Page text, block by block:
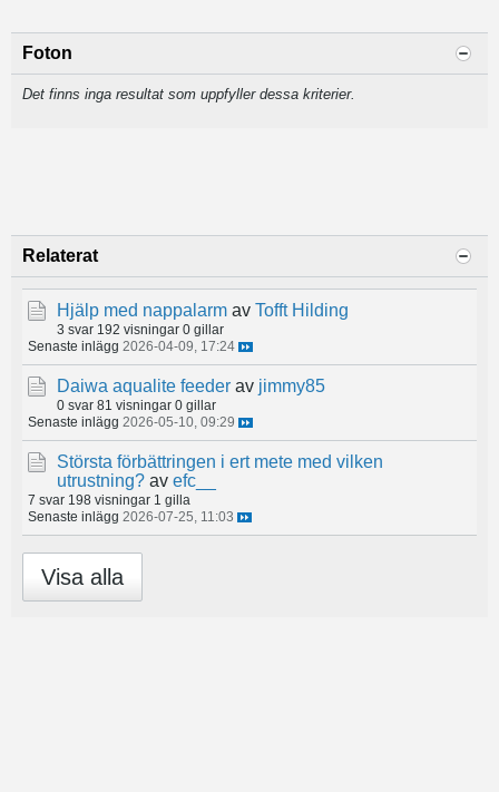
Foton
Det finns inga resultat som uppfyller dessa kriterier.
Relaterat
Hjälp med nappalarm av Tofft Hilding
3 svar 192 visningar 0 gillar
Senaste inlägg 2026-04-09, 17:24
Daiwa aqualite feeder av jimmy85
0 svar 81 visningar 0 gillar
Senaste inlägg 2026-05-10, 09:29
Största förbättringen i ert mete med vilken
utrustning? av efc__
7 svar 198 visningar 1 gilla
Senaste inlägg 2026-07-25, 11:03
Visa alla